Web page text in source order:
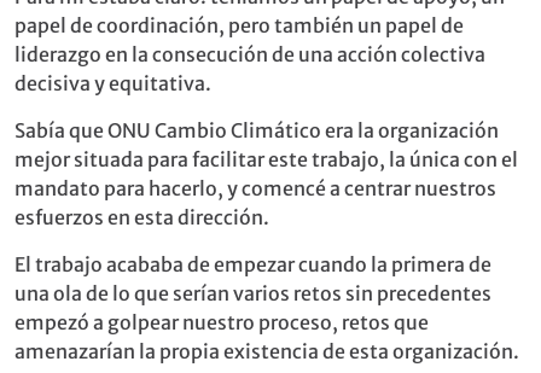
papel de coordinación, pero también un papel de
liderazgo en la consecución de una acción colectiva
decisiva y equitativa.
Sabía que ONU Cambio Climático era la organización
mejor situada para facilitar este trabajo, la única con el
mandato para hacerlo, y comencé a centrar nuestros
esfuerzos en esta dirección.
El trabajo acababa de empezar cuando la primera de
una ola de lo que serían varios retos sin precedentes
empezó a golpear nuestro proceso, retos que
amenazarían la propia existencia de esta organización.